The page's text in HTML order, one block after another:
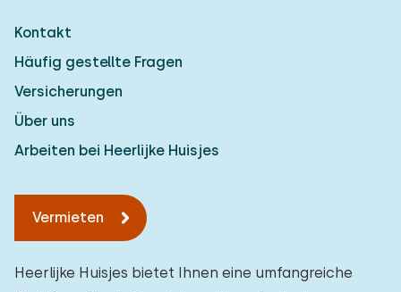
Kontakt
Häufig gestellte Fragen
Versicherungen
Über uns
Arbeiten bei Heerlijke Huisjes
Vermieten
Heerlijke Huisjes bietet Ihnen eine umfangreiche